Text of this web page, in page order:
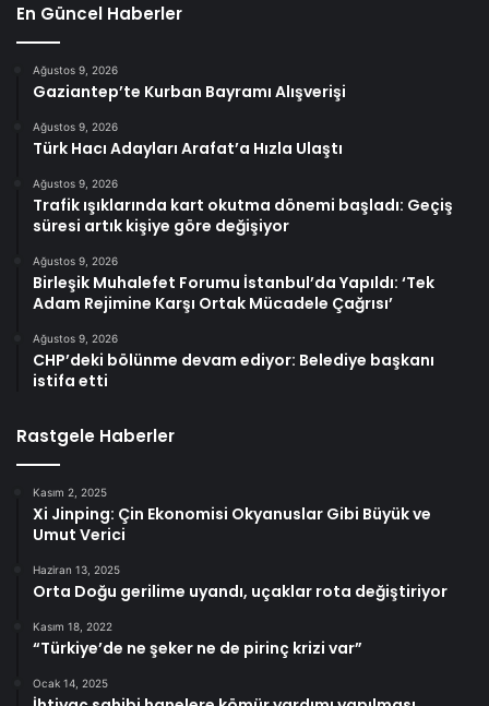
En Güncel Haberler
Ağustos 9, 2026
Gaziantep’te Kurban Bayramı Alışverişi
Ağustos 9, 2026
Türk Hacı Adayları Arafat’a Hızla Ulaştı
Ağustos 9, 2026
Trafik ışıklarında kart okutma dönemi başladı: Geçiş
süresi artık kişiye göre değişiyor
Ağustos 9, 2026
Birleşik Muhalefet Forumu İstanbul’da Yapıldı: ‘Tek
Adam Rejimine Karşı Ortak Mücadele Çağrısı’
Ağustos 9, 2026
CHP’deki bölünme devam ediyor: Belediye başkanı
istifa etti
Rastgele Haberler
Kasım 2, 2025
Xi Jinping: Çin Ekonomisi Okyanuslar Gibi Büyük ve
Umut Verici
Haziran 13, 2025
Orta Doğu gerilime uyandı, uçaklar rota değiştiriyor
Kasım 18, 2022
“Türkiye’de ne şeker ne de pirinç krizi var”
Ocak 14, 2025